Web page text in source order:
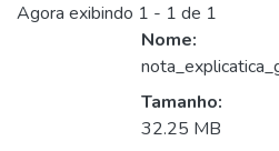
Agora exibindo 1 - 1 de 1
Nome:
Tamanho:
32.25 MB